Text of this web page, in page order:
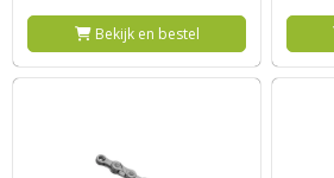
Bekijk en bestel